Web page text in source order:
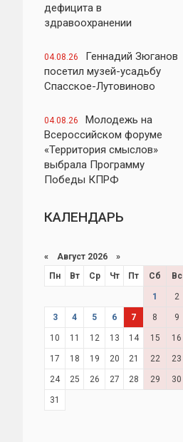
дефицита в
здравоохранении
04.08.26
Геннадий Зюганов
посетил музей-усадьбу
Спасское-Лутовиново
04.08.26
Молодежь на
Всероссийском форуме
«Территория смыслов»
выбрала Программу
Победы КПРФ
КАЛЕНДАРЬ
« Август 2026 »
Пн
Вт Ср Чт Пт Сб Вс
1 2
3 4 5 6 7 8 9
10 11 12 13 14 15 16
17 18 19 20 21 22 23
24 25 26 27 28 29 30
31